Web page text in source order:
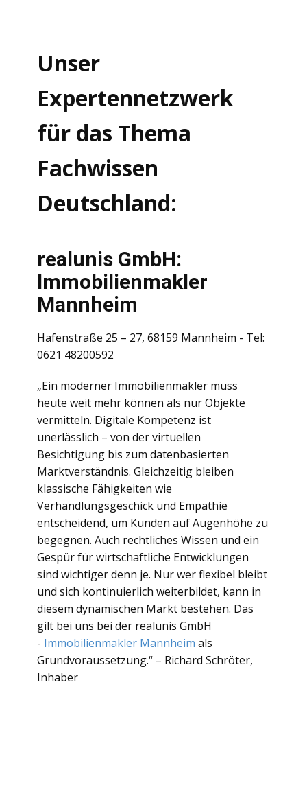
Unser
Expertennetzwerk
für das Thema
Fachwissen
Deutschland:
realunis GmbH:
Immobilienmakler
Mannheim
Hafenstraße 25 – 27, 68159 Mannheim - Tel:
0621 48200592
„Ein moderner Immobilienmakler muss
heute weit mehr können als nur Objekte
vermitteln. Digitale Kompetenz ist
unerlässlich – von der virtuellen
Besichtigung bis zum datenbasierten
Marktverständnis. Gleichzeitig bleiben
klassische Fähigkeiten wie
Verhandlungsgeschick und Empathie
entscheidend, um Kunden auf Augenhöhe zu
begegnen. Auch rechtliches Wissen und ein
Gespür für wirtschaftliche Entwicklungen
sind wichtiger denn je. Nur wer flexibel bleibt
und sich kontinuierlich weiterbildet, kann in
diesem dynamischen Markt bestehen. Das
gilt bei uns bei der realunis GmbH
- Immobilienmakler Mannheim als
Grundvoraussetzung.“ – Richard Schröter,
Inhaber